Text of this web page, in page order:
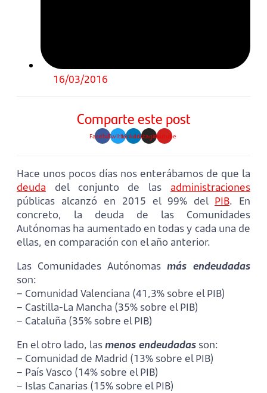
16/03/2016
Comparte este post
FacebookTwitterLinkedinInstagramYoutube
Hace unos pocos días nos enterábamos de que la
deuda del conjunto de las administraciones
públicas alcanzó en 2015 el 99% del PIB. En
concreto, la deuda de las Comunidades
Autónomas ha aumentado en todas y cada una de
ellas, en comparación con el año anterior.
Las Comunidades Autónomas más endeudadas
son:
– Comunidad Valenciana (41,3% sobre el PIB)
– Castilla-La Mancha (35% sobre el PIB)
– Cataluña (35% sobre el PIB)
En el otro lado, lasmenos endeudadas son:
– Comunidad de Madrid (13% sobre el PIB)
– País Vasco (14% sobre el PIB)
– Islas Canarias (15% sobre el PIB)